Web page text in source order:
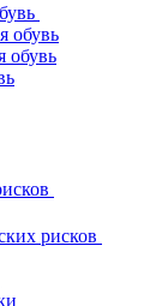
обувь
обувь
рисков